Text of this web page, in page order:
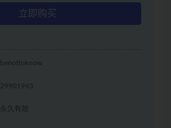
立即购买
benottoknow
29901943
永久有效